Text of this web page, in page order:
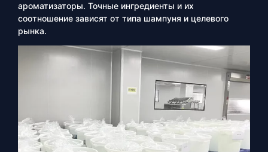
ароматизаторы. Точные ингредиенты и их
соотношение зависят от типа шампуня и целевого
рынка.